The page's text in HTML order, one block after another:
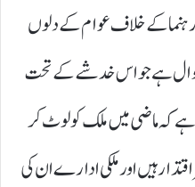
کے خلاف عوام کے دلوں
سوال ہے جو اس خدشے کے تحت
کہ ماضی میں ملک کو لوٹ کر
ہیں اور ملکی ادارے ان کی